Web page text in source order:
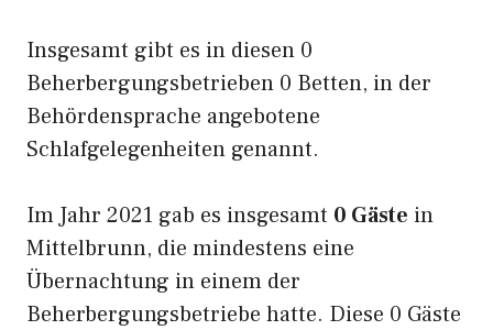
Insgesamt gibt es in diesen 0
Beherbergungsbetrieben 0 Betten, in der
Behördensprache angebotene
Schlafgelegenheiten genannt.
Im Jahr 2021 gab es insgesamt 0 Gäste in
Mittelbrunn, die mindestens eine
Übernachtung in einem der
Beherbergungsbetriebe hatte. Diese 0 Gäste